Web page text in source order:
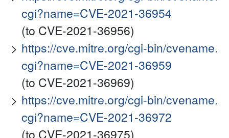
cgi?name=CVE-2021-36954
(to CVE-2021-36956)
https://cve.mitre.org/cgi-bin/cvename.
cgi?name=CVE-2021-36959
(to CVE-2021-36969)
https://cve.mitre.org/cgi-bin/cvename.
cgi?name=CVE-2021-36972
(to CVE-2021-36975)